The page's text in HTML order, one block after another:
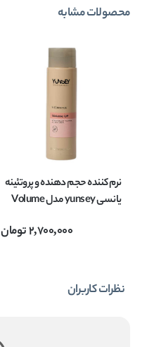
محصولات مشابه
نرم کننده حجم دهنده و پروتئینه
یانسی yunsey مدل Volume
2,700,000تومان
نظرات کاربران